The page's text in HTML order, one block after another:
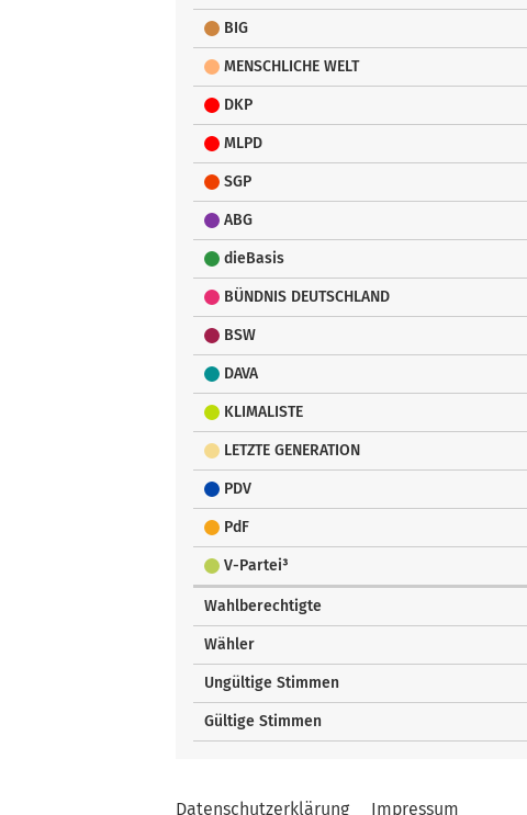
BIG
MENSCHLICHE WELT
DKP
MLPD
SGP
ABG
dieBasis
BÜNDNIS DEUTSCHLAND
BSW
DAVA
KLIMALISTE
LETZTE GENERATION
PDV
PdF
V-Partei³
Wahlberechtigte
Wähler
Ungültige Stimmen
Gültige Stimmen
Datenschutzerklärung Impressum